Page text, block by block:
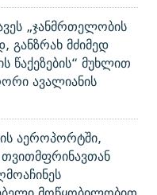
„ჯანმრთელობის
განზრახ მძიმედ
წაქეზების“ მუხლით
ავალიანის
აეროპორტში,
თვითმფრინავთან